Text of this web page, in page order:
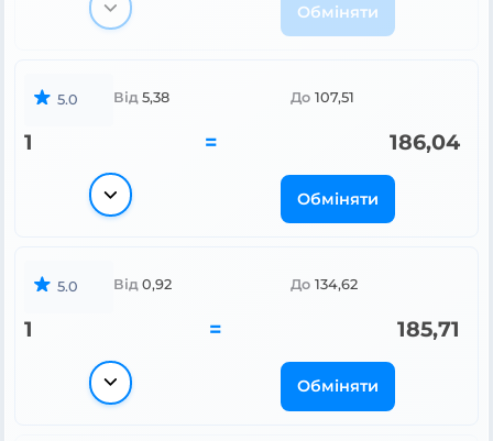
Обміняти
5.0 Від 5,38 До 107,51
1 = 186,04
Обміняти
5.0 Від 0,92 До 134,62
1 = 185,71
Обміняти